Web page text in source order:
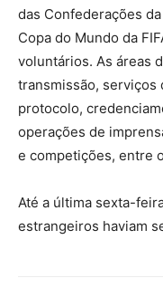
das Confederações
Copa do Mundo da
voluntários. As áreas
transmissão, serviços
protocolo,
operações de
e competições, entre
Até a última sexta-
estrangeiros haviam